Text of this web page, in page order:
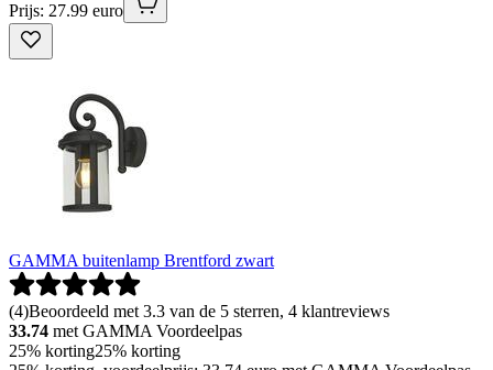
Prijs: 27.99 euro
GAMMA buitenlamp Brentford zwart
(4)Beoordeeld met 3.3 van de 5 sterren, 4 klantreviews
33.74 met GAMMA Voordeelpas
25% korting25% korting